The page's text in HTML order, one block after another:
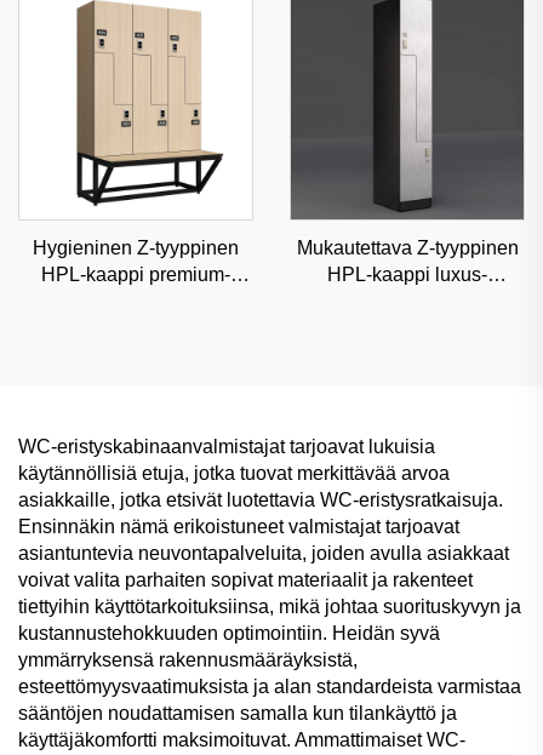
kuntosalien käyttöön,
kestävä teräksinen
Hygieninen Z-tyyppinen
HPL-kaappi premium-
Mukautettava Z-tyyppinen
HPL-kaappi luxus-
WC-eristyskabinaanvalmistajat tarjoavat lukuisia
käytännöllisiä etuja, jotka tuovat merkittävää arvoa
asiakkaille, jotka etsivät luotettavia WC-eristysratkaisuja.
Ensinnäkin nämä erikoistuneet valmistajat tarjoavat
asiantuntevia neuvontapalveluita, joiden avulla asiakkaat
voivat valita parhaiten sopivat materiaalit ja rakenteet
tiettyihin käyttötarkoituksiinsa, mikä johtaa suorituskyvyn ja
kustannustehokkuuden optimointiin. Heidän syvä
ymmärryksensä rakennusmääräyksistä,
esteettömyysvaatimuksista ja alan standardeista varmistaa
sääntöjen noudattamisen samalla kun tilankäyttö ja
käyttäjäkomfortti maksimoituvat. Ammattimaiset WC-